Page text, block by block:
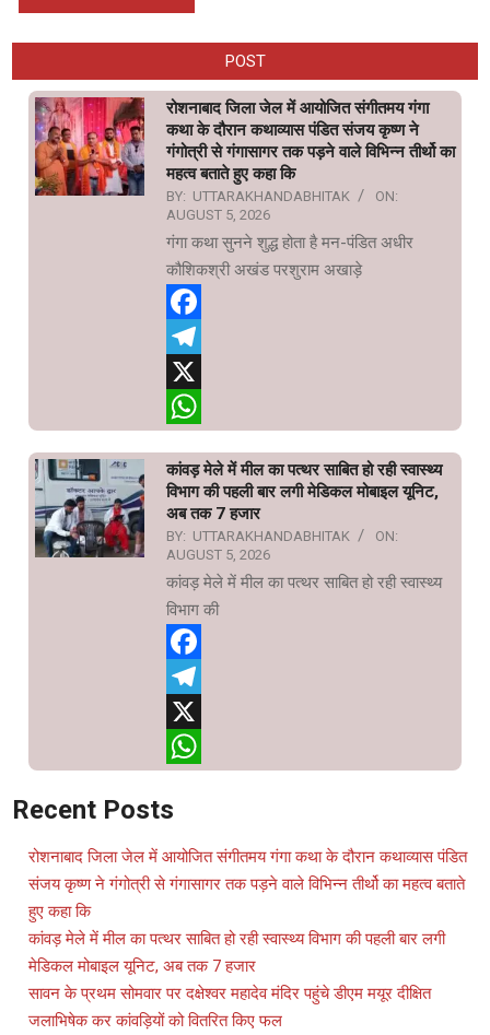
POST
रोशनाबाद जिला जेल में आयोजित संगीतमय गंगा
कथा के दौरान कथाव्यास पंडित संजय कृष्ण ने
गंगोत्री से गंगासागर तक पड़ने वाले विभिन्न तीर्थो का
महत्व बताते हुए कहा कि
BY: UTTARAKHANDABHITAK
ON:
AUGUST 5, 2026
गंगा कथा सुनने शुद्ध होता है मन-पंडित अधीर
कौशिकश्री अखंड परशुराम अखाड़े
Facebook
Telegram
X
कांवड़ मेले में मील का पत्थर साबित हो रही स्वास्थ्य
विभाग की पहली बार लगी मेडिकल मोबाइल यूनिट,
अब तक 7 हजार
BY: UTTARAKHANDABHITAK
ON:
AUGUST 5, 2026
कांवड़ मेले में मील का पत्थर साबित हो रही स्वास्थ्य
विभाग की
Facebook
Telegram
X
Recent Posts
रोशनाबाद जिला जेल में आयोजित संगीतमय गंगा कथा के दौरान कथाव्यास पंडित
संजय कृष्ण ने गंगोत्री से गंगासागर तक पड़ने वाले विभिन्न तीर्थो का महत्व बताते
हुए कहा कि
कांवड़ मेले में मील का पत्थर साबित हो रही स्वास्थ्य विभाग की पहली बार लगी
मेडिकल मोबाइल यूनिट, अब तक 7 हजार
सावन के प्रथम सोमवार पर दक्षेश्वर महादेव मंदिर पहुंचे डीएम मयूर दीक्षित
जलाभिषेक कर कांवड़ियों को वितरित किए फल